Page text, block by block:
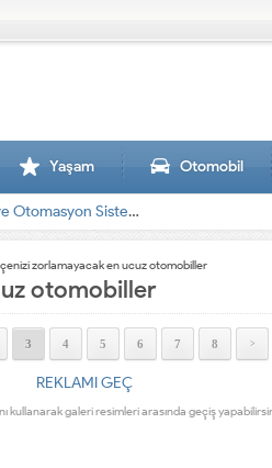
Yaşam Otomobil
Hatasız Operasyonlar İçin Barkod Yazıcı ve Otomasyon Sistemleri
zorlamayacak en ucuz otomobiller
otomobiller
3 4 5 6 7 8 >
REKLAMI GEÇ
kullanarak galeri resimleri arasında geçiş